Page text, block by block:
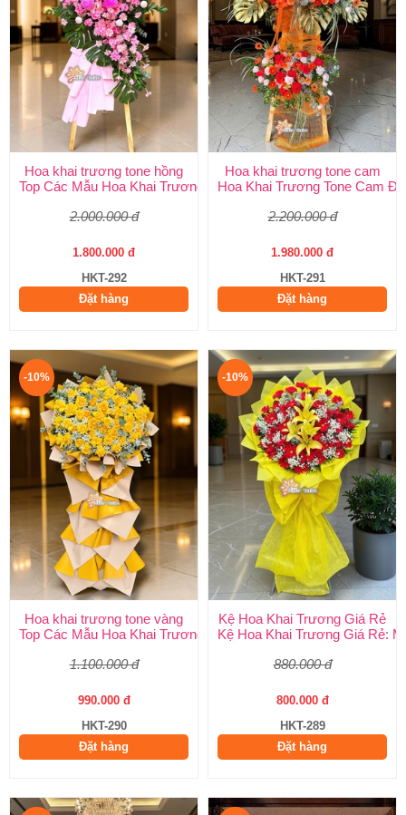
Hoa khai trương tone hồng
Top Các Mẫu Hoa Khai Trương Tone Hồng Đẹp, Sang Trọng,
2.000.000 đ
1.800.000 đ
HKT-292
Đặt hàng
Hoa khai trương tone cam
Hoa Khai Trương Tone Cam
2.200.000 đ
1.980.000 đ
HKT-291
Đặt hàng
-10%
Hoa khai trương tone vàng
Top Các Mẫu Hoa Khai Trương Tone Vàng Đẹp, Sang Trọng,
1.100.000 đ
990.000 đ
HKT-290
Đặt hàng
-10%
Kệ Hoa Khai Trương Giá Rẻ
Kệ Hoa Khai Trương Giá Rẻ:
880.000 đ
800.000 đ
HKT-289
Đặt hàng